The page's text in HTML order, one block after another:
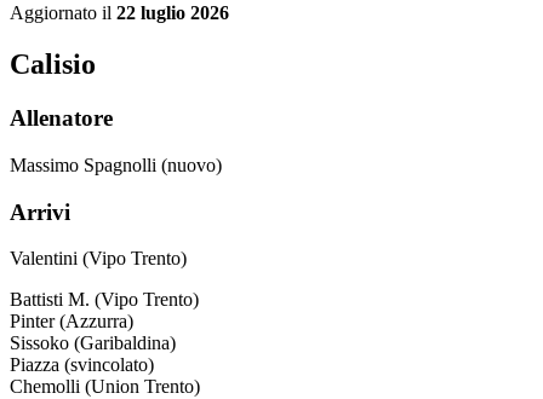
Aggiornato il 22 luglio 2026
Calisio
Allenatore
Massimo Spagnolli (nuovo)
Arrivi
Valentini (Vipo Trento)
Battisti M. (Vipo Trento)
Pinter (Azzurra)
Sissoko (Garibaldina)
Piazza (svincolato)
Chemolli (Union Trento)